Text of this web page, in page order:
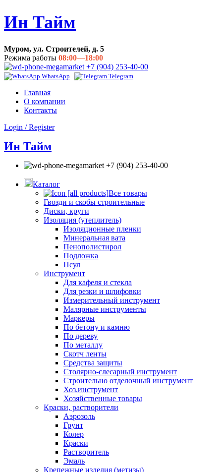
Ин Тайм
Муром, ул. Строителей, д. 5
Режима работы 08:00—18:00
+7 (904) 253-40-00
WhatsApp Telegram
Главная
О компании
Контакты
Login / Register
Ин Тайм
+7 (904) 253-40-00
Каталог
Все товары
Гвозди и скобы строительные
Диски, круги
Изоляция (утеплитель)
Изоляционные пленки
Минеральная вата
Пенополистирол
Подложка
Псул
Инструмент
Для кафеля и стекла
Для резки и шлифовки
Измерительный инструмент
Малярные инструменты
Маркеры
По бетону и камню
По дереву
По металлу
Скотч ленты
Средства защиты
Столярно-слесарный инструмент
Строительно отделочный инструмент
Хоз.инструмент
Хозяйственные товары
Краски, растворители
Аэрозоль
Грунт
Колер
Краски
Растворитель
Эмаль
Крепежные изделия (метизы)